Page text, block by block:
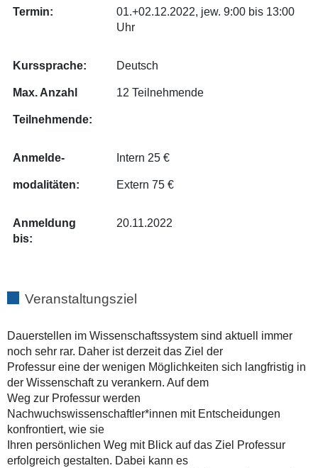
für
12-
2022-
12-
Termin:
01.+02.12.2022, jew. 9:00 bis 13:00
Uhr
Kurssprache: Deutsch
Max. Anzahl
Teilnehmende:
12 Teilnehmende
Anmelde-
modalitäten:
Intern 25 €
Extern 75 €
Anmeldung
bis:
20.11.2022
Veranstaltungsziel
Dauerstellen im Wissenschaftssystem sind aktuell immer
noch sehr rar. Daher ist derzeit das Ziel der
Professur eine der wenigen Möglichkeiten sich langfristig in
der Wissenschaft zu verankern. Auf dem
Weg zur Professur werden
Nachwuchswissenschaftler*innen mit Entscheidungen
konfrontiert, wie sie
Ihren persönlichen Weg mit Blick auf das Ziel Professur
erfolgreich gestalten. Dabei kann es